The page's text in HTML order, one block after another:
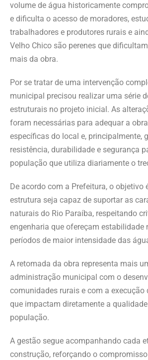
volume de água historicamente
e dificulta o acesso de moradores,
trabalhadores e produtores rurais e
Velho Chico são perenes que
mais da obra.
Por se tratar de uma intervenção
municipal precisou realizar uma série
estruturais no projeto inicial. As
foram necessárias para adequar a
específicas do local e, principalmente,
resistência, durabilidade e segurança
população que utiliza diariamente o
De acordo com a Prefeitura, o objetivo
estrutura seja capaz de suportar as
naturais do Rio Paraíba, respeitando
engenharia que ofereçam estabilidade
períodos de maior intensidade das
A retomada da obra representa mais
administração municipal com o
comunidades rurais e com a execução
que impactam diretamente a
população.
A gestão segue acompanhando cada
construção, reforçando o